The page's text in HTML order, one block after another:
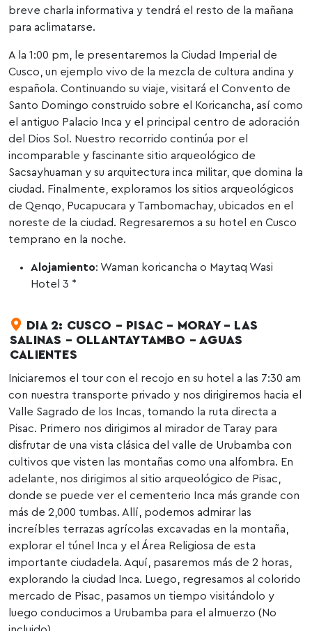
breve charla informativa y tendrá el resto de la mañana
para aclimatarse.
A la 1:00 pm, le presentaremos la Ciudad Imperial de
Cusco, un ejemplo vivo de la mezcla de cultura andina y
española. Continuando su viaje, visitará el Convento de
Santo Domingo construido sobre el Koricancha, así como
el antiguo Palacio Inca y el principal centro de adoración
del Dios Sol. Nuestro recorrido continúa por el
incomparable y fascinante sitio arqueológico de
Sacsayhuaman y su arquitectura inca militar, que domina la
ciudad. Finalmente, exploramos los sitios arqueológicos
de Qenqo, Pucapucara y Tambomachay, ubicados en el
noreste de la ciudad. Regresaremos a su hotel en Cusco
temprano en la noche.
Alojamiento: Waman koricancha o Maytaq Wasi
Hotel 3 *
DIA 2: CUSCO – PISAC – MORAY – LAS
SALINAS – OLLANTAYTAMBO – AGUAS
CALIENTES
Iniciaremos el tour con el recojo en su hotel a las 7:30 am
con nuestra transporte privado y nos dirigiremos hacia el
Valle Sagrado de los Incas, tomando la ruta directa a
Pisac. Primero nos dirigimos al mirador de Taray para
disfrutar de una vista clásica del valle de Urubamba con
cultivos que visten las montañas como una alfombra. En
adelante, nos dirigimos al sitio arqueológico de Pisac,
donde se puede ver el cementerio Inca más grande con
más de 2,000 tumbas. Allí, podemos admirar las
increíbles terrazas agrícolas excavadas en la montaña,
explorar el túnel Inca y el Área Religiosa de esta
importante ciudadela. Aquí, pasaremos más de 2 horas,
explorando la ciudad Inca. Luego, regresamos al colorido
mercado de Pisac, pasamos un tiempo visitándolo y
luego conducimos a Urubamba para el almuerzo (No